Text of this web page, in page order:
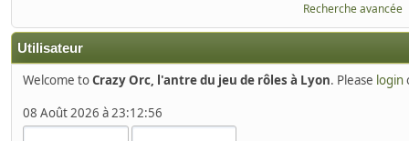
Recherche avancée
Utilisateur
Welcome toCrazy Orc, l'antre du jeu de rôles à Lyon. Please login
08 Août 2026 à 23:12:56